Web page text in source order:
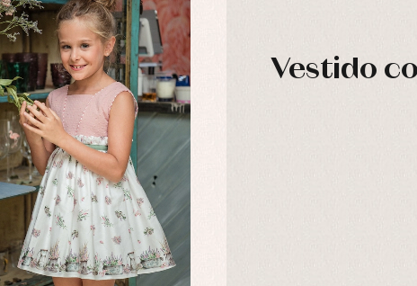
Vestido
Blusas y camisas
Chaquetas y abrigos
Complementos